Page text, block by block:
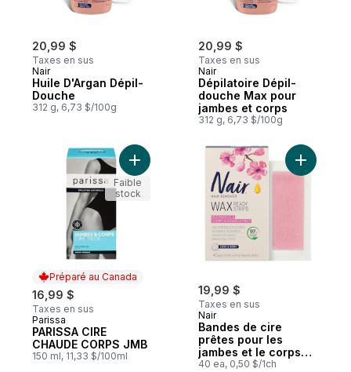
20,99 $
Taxes en sus
Nair
Huile D'Argan Dépil-
Douche
312 g, 6,73 $/100g
20,99 $
Taxes en sus
Nair
Dépilatoire Dépil-
douche Max pour
jambes et corps
312 g, 6,73 $/100g
Préparé au Canada
16,99 $
Taxes en sus
Préparé au Canada
Parissa
PARISSA CIRE
CHAUDE CORPS JMB
150 ml, 11,33 $/100ml
Ajouter PARISSA CIRE CHAUDE CORPS
Faible
stock
19,99 $
Taxes en sus
Nair
Bandes de cire
prêtes pour les
jambes et le corps
avec de huile de son
40 ea, 0,50 $/1ch
Ajouter